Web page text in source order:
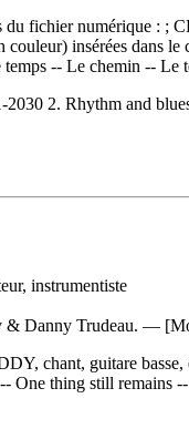
fichier numérique : ;
couleur) insérées
-- Le chemin --
2. Rhythm and
instrumentiste
Danny Trudeau. —
chant, guitare
One thing still